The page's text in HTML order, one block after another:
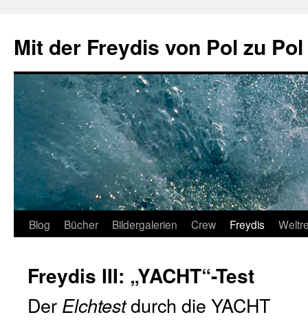
springen
Mit der Freydis von Pol zu Pol
Blog Bücher Bildergalerien Crew Freydis
Freydis III: „YACHT“-Test
Der Elchtestdurch die YACHT